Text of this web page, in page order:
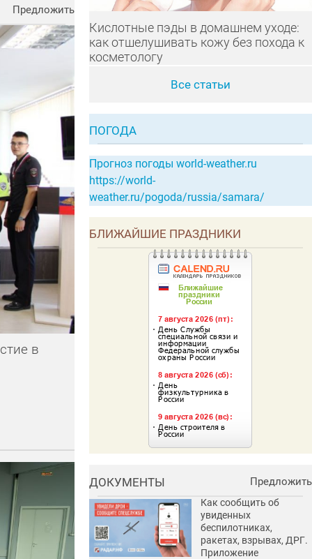
Предложить
в
Кислотные пэды в домашнем уходе:
как отшелушивать кожу без похода к
косметологу
Все статьи
ПОГОДА
Прогноз погоды world-weather.ru
https://world-
weather.ru/pogoda/russia/samara/
БЛИЖАЙШИЕ ПРАЗДНИКИ
ДОКУМЕНТЫ Предложить
Как сообщить об
увиденных
беспилотниках,
ракетах, взрывах, ДРГ.
Приложение